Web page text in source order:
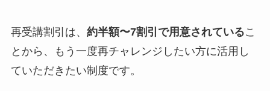
再受講割引は、 約半額〜7割引で用意されているこ
とから、もう一度再チャレンジしたい方に活用し
ていただきたい制度です。